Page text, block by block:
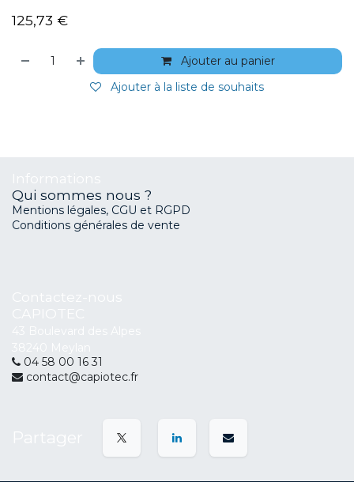
125,73 €
Ajouter au panier
Ajouter à la liste de souhaits
Qui sommes nous ?
Mentions légales, CGU et RGPD
Conditions générales de vente
04 58 00 16 31
contact@capiotec.fr